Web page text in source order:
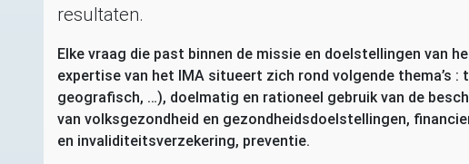
resultaten.
Elke vraag die past binnen de missie en doelstellingen van
expertise van het IMA situeert zich rond volgende thema’s
geografisch, …), doelmatig en rationeel gebruik van de
van volksgezondheid en gezondheidsdoelstellingen,
en invaliditeitsverzekering, preventie.